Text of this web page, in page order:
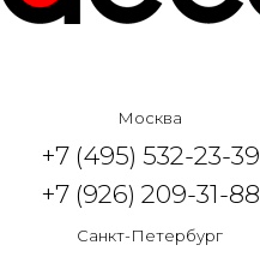
Москва
+7 (495) 532-23-39
+7 (926) 209-31-88
Санкт-Петербург